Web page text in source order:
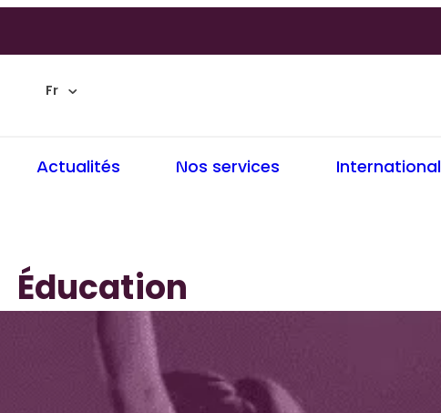
Fr
Actualités Nos services International
Éducation